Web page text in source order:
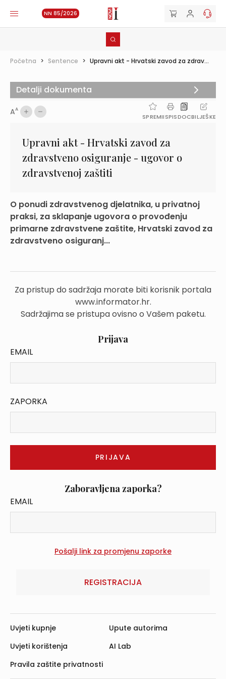
NN 85/2026
Početna > Sentence > Upravni akt - Hrvatski zavod za zdrav...
AA
SPREMIISPISDOCBILJEŠKE
Upravni akt - Hrvatski zavod za
zdravstveno osiguranje - ugovor o
zdravstvenoj zaštiti
O ponudi zdravstvenog djelatnika, u privatnoj
praksi, za sklapanje ugovora o provođenju
primarne zdravstvene zaštite, Hrvatski zavod za
zdravstveno osiguranj...
Za pristup do sadržaja morate biti korisnik portala
www.informator.hr.
Sadržajima se pristupa ovisno o Vašem paketu.
Prijava
EMAIL
ZAPORKA
Zaboravljena zaporka?
EMAIL
REGISTRACIJA
Detalji dokumenta
Uvjeti kupnje
Uvjeti korištenja
Pravila zaštite privatnosti
Upute autorima
AI Lab